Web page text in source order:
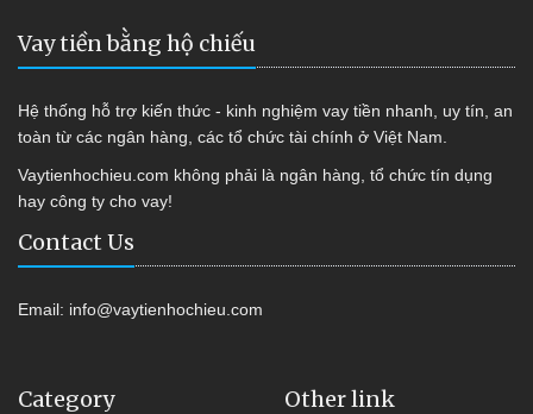
Vay tiền bằng hộ chiếu
Hệ thống hỗ trợ kiến thức - kinh nghiệm vay tiền nhanh, uy tín, an
toàn từ các ngân hàng, các tổ chức tài chính ở Việt Nam.
Vaytienhochieu.com không phải là ngân hàng, tổ chức tín dụng
hay công ty cho vay!
Contact Us
Email: info@vaytienhochieu.com
Category Other link